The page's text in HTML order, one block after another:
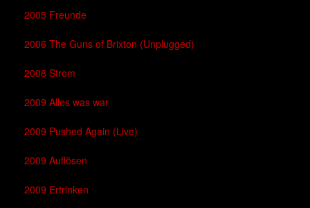
2005 Freunde
2006 The Guns of Brixton (Unplugged)
2008 Strom
2009 Alles was war
2009 Pushed Again (Live)
2009 Auflösen
2009 Ertrinken